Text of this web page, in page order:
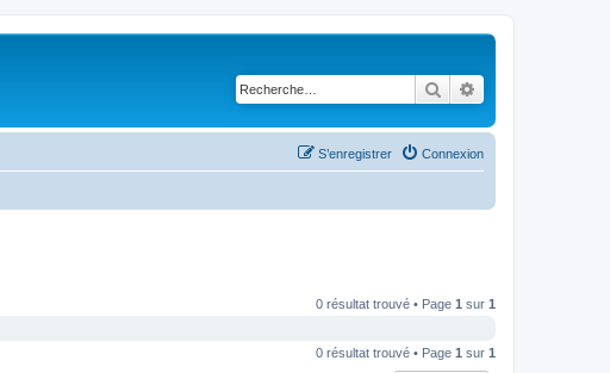
Rechercher
Connexion
S’enregistrer
0 résultat trouvé • Page 1 sur 1
0 résultat trouvé • Page 1 sur 1